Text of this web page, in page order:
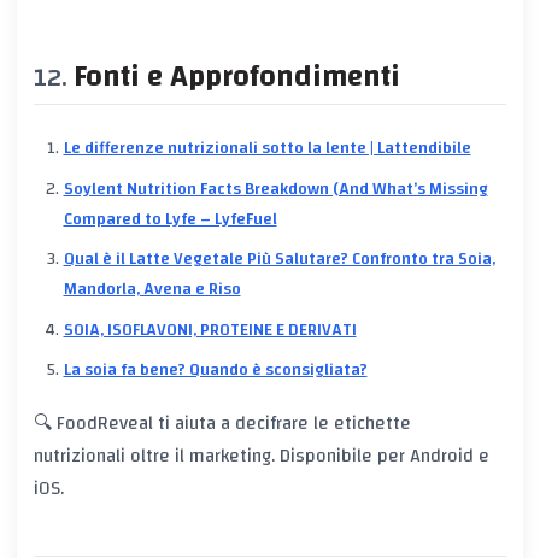
Fonti e Approfondimenti
Le differenze nutrizionali sotto la lente | Lattendibile
Soylent Nutrition Facts Breakdown (And What’s Missing
Compared to Lyfe – LyfeFuel
Qual è il Latte Vegetale Più Salutare? Confronto tra Soia,
Mandorla, Avena e Riso
SOIA, ISOFLAVONI, PROTEINE E DERIVATI
La soia fa bene? Quando è sconsigliata?
🔍 FoodReveal ti aiuta a decifrare le etichette
nutrizionali oltre il marketing. Disponibile per Android e
iOS.